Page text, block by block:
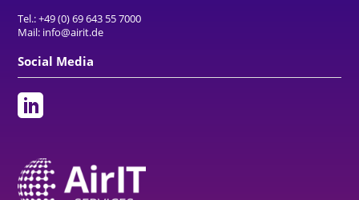
Tel.:+49 (0) 69 643 55 7000
Mail: info@airit.de
Social Media